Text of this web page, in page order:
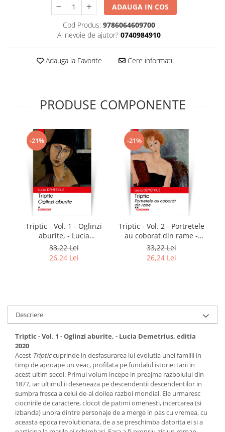
ADAUGA IN COS
Cod Produs: 9786064609700
Ai nevoie de ajutor? 0740984910
Adauga la Favorite Cere informatii
PRODUSE COMPONENTE
-21%
Triptic - Vol. 1 - Oglinzi
aburite, - Lucia
Demetrius, editia 2020
33,22 Lei
26,24 Lei
-21%
Triptic - Vol. 2 - Portretele
au coborat din rame -
Lucia Demetrius, editia
2020
33,22 Lei
26,24 Lei
Descriere
Triptic - Vol. 1 - Oglinzi aburite, - Lucia Demetrius, editia
2020
Acest Tripticcuprinde in desfasurarea lui evolutia unei familii in
timp de aproape un veac, profilata pe fundalul istoriei tarii in
acest ultim secol. Primul volum incepe in preajma razboiului din
1877, iar ultimul ii deseneaza pe descendentii descendentilor in
sumbra fresca a celui de-al doilea razboi mondial. Ele urmaresc
ciocnirile de caractere, clocot de patimi omenesti, incercarea (si
izbanda) unora dintre personaje de a merge in pas cu vremea, cu
aceasta epoca revolutionara, de a se preschimba datorita ei si a